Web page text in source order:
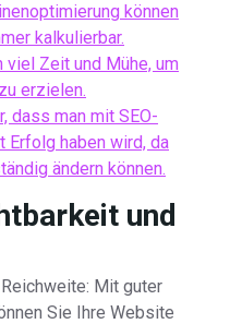
können
kalkulierbar.
viel Zeit und Mühe, um
erzielen.
dass man mit SEO-
Erfolg haben wird, da
ändern können.
und
Mit guter
Sie Ihre Website